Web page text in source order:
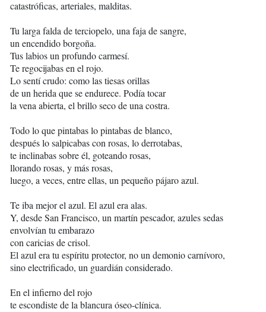
catastróficas, arteriales, malditas.
Tu larga falda de terciopelo, una faja de sangre,
un encendido borgoña.
Tus labios un profundo carmesí.
Te regocijabas en el rojo.
Lo sentí crudo: como las tiesas orillas
de un herida que se endurece. Podía tocar
la vena abierta, el brillo seco de una costra.
Todo lo que pintabas lo pintabas de blanco,
después lo salpicabas con rosas, lo derrotabas,
te inclinabas sobre él, goteando rosas,
llorando rosas, y más rosas,
luego, a veces, entre ellas, un pequeño pájaro azul.
Te iba mejor el azul. El azul era alas.
Y, desde San Francisco, un martín pescador, azules sedas
envolvían tu embarazo
con caricias de crisol.
El azul era tu espíritu protector, no un demonio carnívoro,
sino electrificado, un guardián considerado.
En el infierno del rojo
te escondiste de la blancura óseo-clínica.